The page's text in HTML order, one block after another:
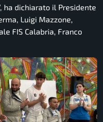
ha dichiarato il Presidente
Luigi Mazzone,
FIS Calabria, Franco